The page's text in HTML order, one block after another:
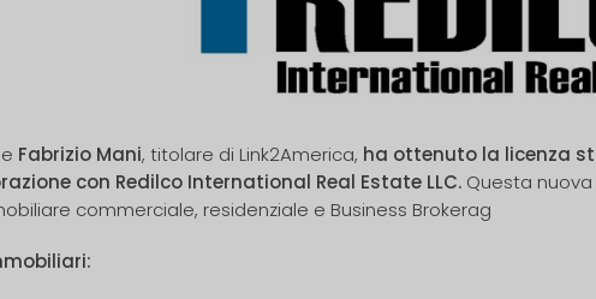
Fabrizio Mani, titolare di Link2America, ha ottenuto la licenza
con Redilco International Real Estate LLC. Questa
commerciale, residenziale e Business Brokerag